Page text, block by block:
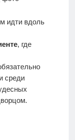
идти вдоль
, где
среди